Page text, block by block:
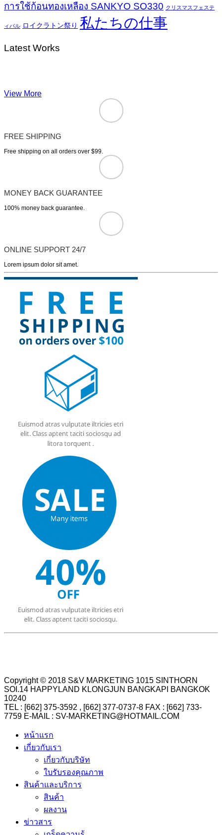
การใช้ก้อนทองเหลือง SANKYO SO330 クリスマスフェステ
ィバル ロイクラトン祭り 私たちの仕事
Latest Works
View More
FREE SHIPPING
Free shipping on all orders over $99.
MONEY BACK GUARANTEE
100% money back guarantee.
ONLINE SUPPORT 24/7
Lorem ipsum dolor sit amet.
Copyright © 2018 S&V MARKETING 1015 SINTHORN
SOI.14 HAPPYLAND KLONGJUN BANGKAPI BANGKOK
10240
TEL : [662] 375-3592 , [662] 377-0737-8 FAX : [662] 733-
7759 E-MAIL : SV-MARKETING@HOTMAIL.COM
หน้าแรก
เกี่ยวกับเรา
เกี่ยวกับบริษัท
ใบรับรองคุณภาพ
สินค้าและบริการ
สินค้า
ผลงาน
ข่าวสาร